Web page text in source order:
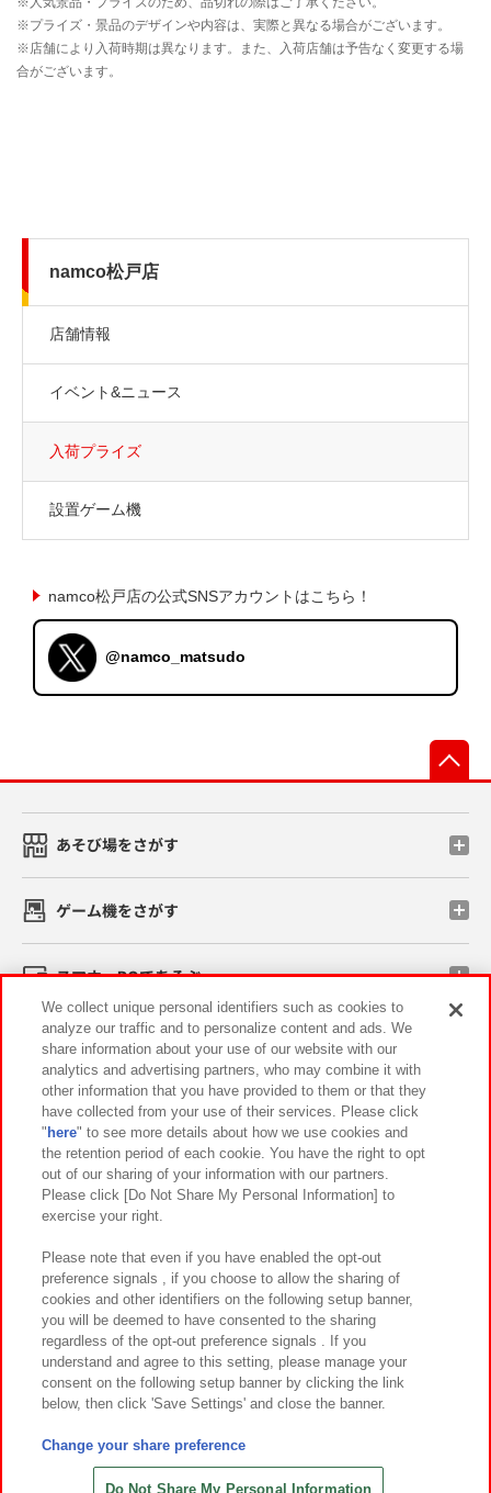
namco松戸店
店舗情報
イベント&ニュース
入荷プライズ
設置ゲーム機
namco松戸店の公式SNSアカウントはこちら！
@namco_matsudo
あそび場をさがす
ゲーム機をさがす
スマホ・PCであそぶ
イベント・キャンペーン
関連会社 サステナビリティ サイトポリシー
プライバシーポリシー ウェブアクセシビリティ方針と検証結果
お取引先さまとともに
カスタマーハラスメント対応方針 よくあるご質問・お問い合わせ
©Bandai Namco Amusement Inc.
©Bandai Namco Amusement Lab Inc.
©HANAYASHIKI Co., Ltd. All Rights Reserved.
We collect unique personal identifiers such as cookies to
analyze our traffic and to personalize content and ads. We
share information about your use of our website with our
analytics and advertising partners, who may combine it with
other information that you have provided to them or that they
have collected from your use of their services. Please click
" here" to see more details about how we use cookies and
the retention period of each cookie. You have the right to opt
out of our sharing of your information with our partners.
Please click [Do Not Share My Personal Information] to
exercise your right.
Please note that even if you have enabled the opt-out
preference signals , if you choose to allow the sharing of
cookies and other identifiers on the following setup banner,
you will be deemed to have consented to the sharing
regardless of the opt-out preference signals . If you
understand and agree to this setting, please manage your
consent on the following setup banner by clicking the link
below, then click 'Save Settings' and close the banner.
Change your share preference
Do Not Share My Personal Information